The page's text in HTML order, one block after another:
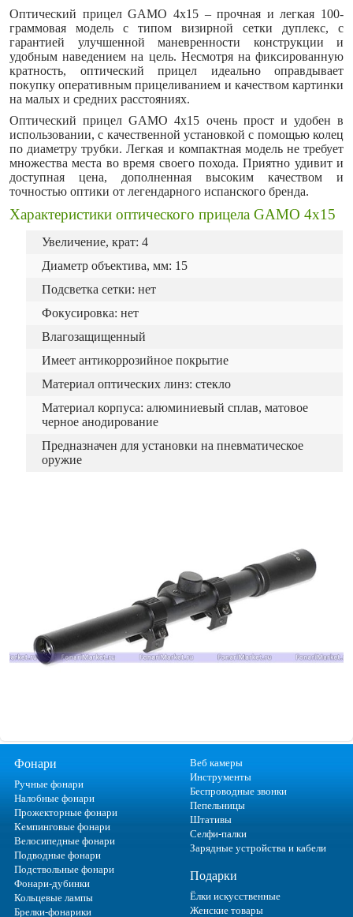
Оптический прицел GAMO 4x15 – прочная и легкая 100-
граммовая модель с типом визирной сетки дуплекс, с
гарантией улучшенной маневренности конструкции и
удобным наведением на цель. Несмотря на фиксированную
кратность, оптический прицел идеально оправдывает
покупку оперативным прицеливанием и качеством картинки
на малых и средних расстояниях.
Оптический прицел GAMO 4x15 очень прост и удобен в
использовании, с качественной установкой с помощью колец
по диаметру трубки. Легкая и компактная модель не требует
множества места во время своего похода. Приятно удивит и
доступная цена, дополненная высоким качеством и
точностью оптики от легендарного испанского бренда.
Характеристики оптического прицела GAMO 4x15
Увеличение, крат: 4
Диаметр объектива, мм: 15
Подсветка сетки: нет
Фокусировка: нет
Влагозащищенный
Имеет антикоррозийное покрытие
Материал оптических линз: стекло
Материал корпуса: алюминиевый сплав, матовое
черное анодирование
Предназначен для установки на пневматическое
оружие
Фонари
Ручные фонари
Налобные фонари
Прожекторные фонари
Кемпинговые фонари
Велосипедные фонари
Подводные фонари
Подствольные фонари
Фонари-дубинки
Кольцевые лампы
Брелки-фонарики
Веб камеры
Инструменты
Беспроводные звонки
Пепельницы
Штативы
Селфи-палки
Зарядные устройства и кабели
Подарки
Ёлки искусственные
Женские товары